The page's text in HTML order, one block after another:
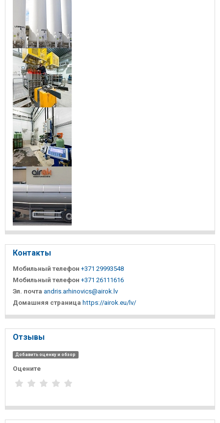
Контакты
Мобильный телефон +371 29993548
Мобильный телефон +371 26111616
Эл. почта andris.arhinovics@airok.lv
Домашняя страница https://airok.eu/lv/
Отзывы
Добавить оценку и обзор
Оцените